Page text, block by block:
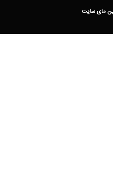
مای سایت